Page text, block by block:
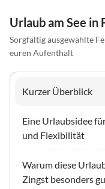
Urlaub am See
Sorgfältig ausgewählte
euren Aufenthalt
Kurzer Überblick
Eine Urlaubsidee
und Flexibilität
Warum diese
Zingst besonders